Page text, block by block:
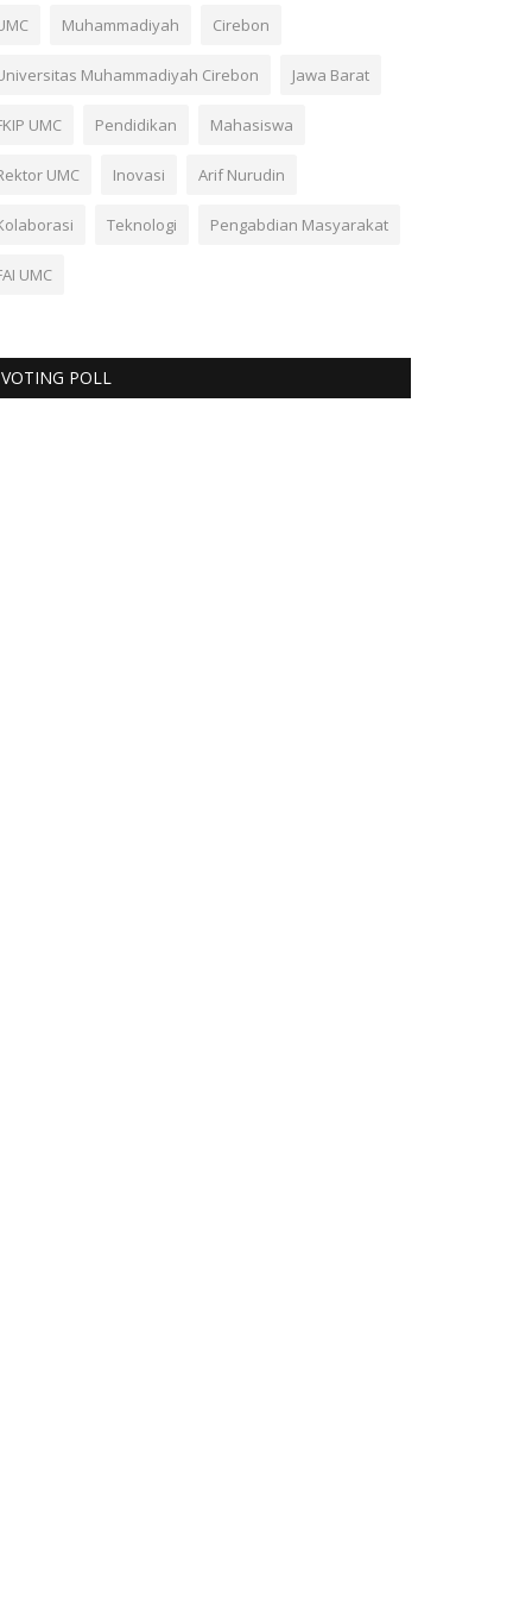
Muhammadiyah Cirebon
Muhammadiyah Cirebon Jawa Barat
UMC Pendidikan Mahasiswa
UMC Inovasi Arif Nurudin
Teknologi Pengabdian Masyarakat
UMC
VOTING POLL